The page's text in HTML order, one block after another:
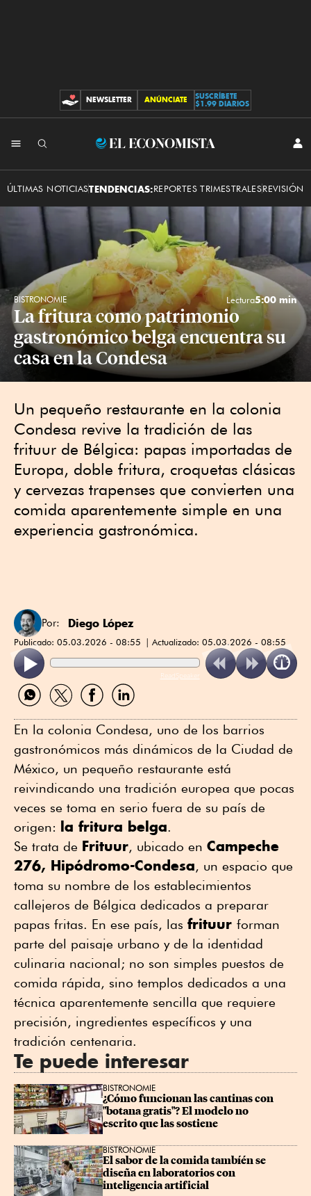
CONTRIBUCIONES
NEWSLETTER ANÚNCIATE
SUSCRÍBETE
$1.99 DIARIOS
El
ÚLTIMAS NOTICIASTENDENCIAS:REPORTES TRIMESTRALESREVISIÓN
BISTRONOMIE Lectura5:00 min
La fritura como patrimonio
gastronómico belga encuentra su
casa en la Condesa
Un pequeño restaurante en la colonia
Condesa revive la tradición de las
frituur de Bélgica: papas importadas de
Europa, doble fritura, croquetas clásicas
y cervezas trapenses que convierten una
comida aparentemente simple en una
experiencia gastronómica.
Por: Diego López
Publicado: 05.03.2026 - 08:55 Actualizado: 05.03.2026 - 08:55
ReadSpeaker
Compartir
por
Compartir
por
Compartir
por
Compartir
por
En la colonia Condesa, uno de los barrios
gastronómicos más dinámicos de la Ciudad de
México, un pequeño restaurante está
reivindicando una tradición europea que pocas
veces se toma en serio fuera de su país de
origen: la fritura belga.
Se trata de Frituur, ubicado en Campeche
276, Hipódromo-Condesa, un espacio que
toma su nombre de los establecimientos
callejeros de Bélgica dedicados a preparar
papas fritas. En ese país, las frituur forman
parte del paisaje urbano y de la identidad
culinaria nacional; no son simples puestos de
comida rápida, sino templos dedicados a una
técnica aparentemente sencilla que requiere
precisión, ingredientes específicos y una
tradición centenaria.
Te puede interesar
BISTRONOMIE
¿Cómo funcionan las cantinas con
"botana gratis"? El modelo no
escrito que las sostiene
BISTRONOMIE
El sabor de la comida tambíén se
diseña en laboratorios con
inteligencia artificial